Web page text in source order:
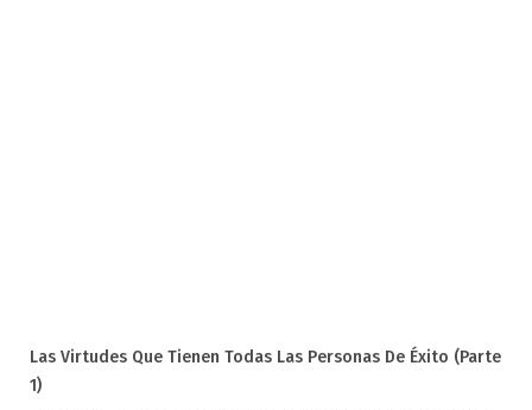
Las Virtudes Que Tienen Todas Las Personas De Éxito (parte
1)